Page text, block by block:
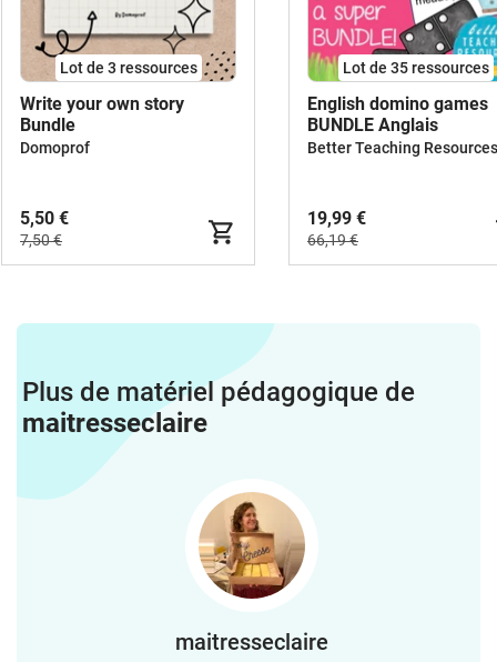
Lot de 3 ressources
Write your own story
Bundle
Domoprof
5,50 €
7,50 €
Lot de 35 ressources
English domino games
BUNDLE Anglais
19,99 €
66,19 €
Plus de matériel pédagogique de
maitresseclaire
maitresseclaire